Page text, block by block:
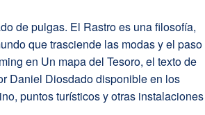
de pulgas. El Rastro es una filosofía,
que trasciende las modas y el paso
en Un mapa del Tesoro, el texto de
Daniel Diosdado disponible en los
puntos turísticos y otras instalaciones